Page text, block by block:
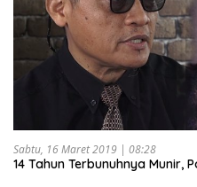
Sabtu, 16 Maret 2019 | 08:28
14 Tahun Terbunuhnya Munir,